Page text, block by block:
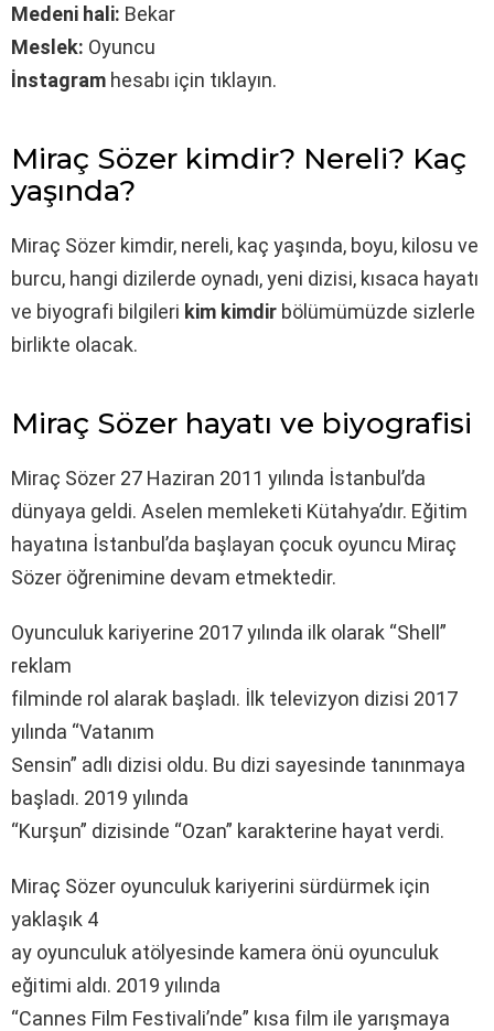
Medeni hali: Bekar
Meslek: Oyuncu
İnstagram hesabı için tıklayın.
Miraç Sözer kimdir? Nereli? Kaç
yaşında?
Miraç Sözer kimdir, nereli, kaç yaşında, boyu, kilosu ve
burcu, hangi dizilerde oynadı, yeni dizisi, kısaca hayatı
ve biyografi bilgileri kim kimdir bölümümüzde sizlerle
birlikte olacak.
Miraç Sözer hayatı ve biyografisi
Miraç Sözer 27 Haziran 2011 yılında İstanbul’da
dünyaya geldi. Aselen memleketi Kütahya’dır. Eğitim
hayatına İstanbul’da başlayan çocuk oyuncu Miraç
Sözer öğrenimine devam etmektedir.
Oyunculuk kariyerine 2017 yılında ilk olarak “Shell”
reklam
filminde rol alarak başladı. İlk televizyon dizisi 2017
yılında “Vatanım
Sensin” adlı dizisi oldu. Bu dizi sayesinde tanınmaya
başladı. 2019 yılında
“Kurşun” dizisinde “Ozan” karakterine hayat verdi.
Miraç Sözer oyunculuk kariyerini sürdürmek için
yaklaşık 4
ay oyunculuk atölyesinde kamera önü oyunculuk
eğitimi aldı. 2019 yılında
“Cannes Film Festivali’nde” kısa film ile yarışmaya